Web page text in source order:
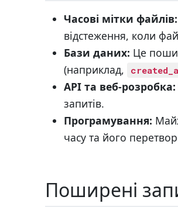
Часові мітки файлів:
відстеження, коли
Бази даних: Це
(наприклад,
API та веб-розробка:
запитів.
Програмування:
часу та його
Поширені